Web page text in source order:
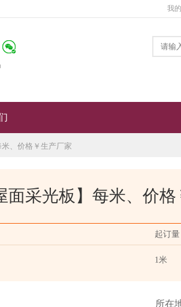
我
、价格￥生产厂家
面采光板】每米、价格
起订量
1米
所在